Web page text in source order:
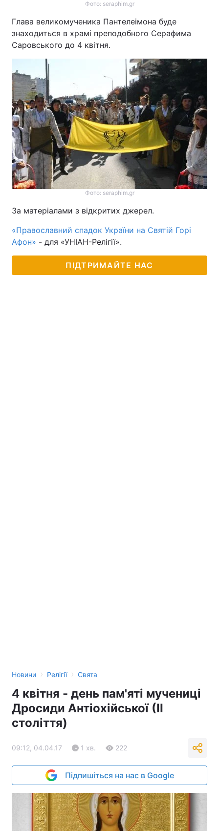
Фото: seraphim.gr
Глава великомученика Пантелеімона буде
знаходиться в храмі преподобного Серафима
Саровського до 4 квітня.
Фото: seraphim.gr
За матеріалами з відкритих джерел.
«Православний спадок України на Святій Горі
Афон» - для «УНІАН-Релігії».
ПІДТРИМАЙТЕ НАС
Новини › Релігії › Свята
4 квітня - день пам'яті мучениці
Дросиди Антіохійської (ІІ
століття)
09:12, 04.04.17 1 хв. 222
Підпишіться на нас в Google